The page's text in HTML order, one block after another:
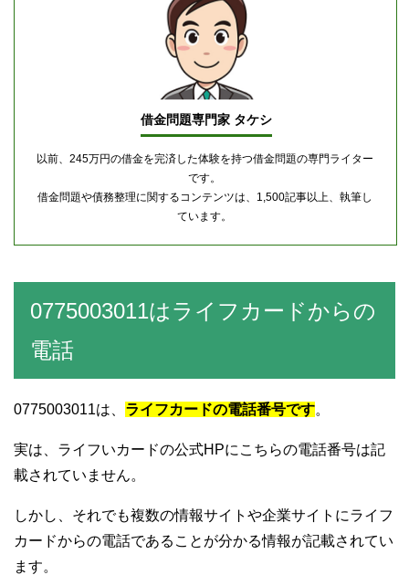
借金問題専門家 タケシ
以前、245万円の借金を完済した体験を持つ借金問題の専門ライター
です。
借金問題や債務整理に関するコンテンツは、1,500記事以上、執筆し
ています。
0775003011はライフカードからの
電話
0775003011は、 ライフカードの電話番号です。
実は、ライフいカードの公式HPにこちらの電話番号は記
載されていません。
しかし、それでも複数の情報サイトや企業サイトにライフ
カードからの電話であることが分かる情報が記載されてい
ます。